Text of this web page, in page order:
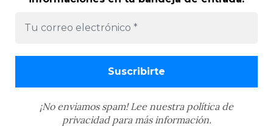
¡No enviamos spam! Lee nuestra política de
privacidadpara más información.